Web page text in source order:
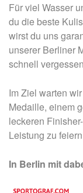
Für viel Wasser
du die beste
wirst du uns
unserer Berliner
schnell
Im Ziel warten
Medaille, einem
leckeren
Leistung zu
In Berlin mit